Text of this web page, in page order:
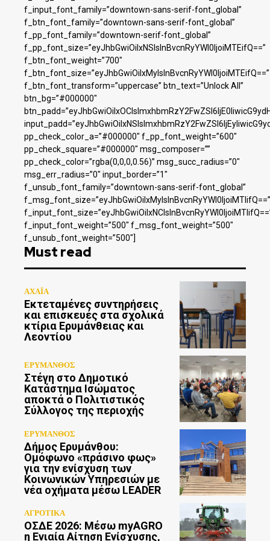
f_input_font_family=”downtown-sans-serif-font_global”
f_btn_font_family=”downtown-sans-serif-font_global”
f_pp_font_family=”downtown-serif-font_global”
f_pp_font_size=”eyJhbGwiOiIxNSIsInBvcnRyYWl0IjoiMTEifQ==”
f_btn_font_weight=”700″
f_btn_font_size=”eyJhbGwiOiIxMyIsInBvcnRyYWl0IjoiMTEifQ==”
f_btn_font_transform=”uppercase” btn_text=”Unlock All”
btn_bg=”#000000″
pp_check_color_a=”#000000″ f_pp_font_weight=”600″
pp_check_square=”#000000″ msg_composer=””
pp_check_color=”rgba(0,0,0,0.56)” msg_succ_radius=”0″
msg_err_radius=”0″ input_border=”1″
f_unsub_font_family=”downtown-sans-serif-font_global”
f_msg_font_size=”eyJhbGwiOiIxMyIsInBvcnRyYWl0IjoiMTIifQ==”
f_input_font_weight=”500″ f_msg_font_weight=”500″
f_unsub_font_weight=”500″]
Must read
ΑΧΑΪΑ
Εκτεταμένες συντηρήσεις
και επισκευές στα σχολικά
κτίρια Ερυμάνθειας και
Λεοντίου
ΕΡΥΜΑΝΘΟΣ
Στέγη στο Δημοτικό
Κατάστημα Ισώματος
αποκτά ο Πολιτιστικός
Σύλλογος της περιοχής
ΕΡΥΜΑΝΘΟΣ
Δήμος Ερυμάνθου:
Ομόφωνο «πράσινο φως»
για την ενίσχυση των
Κοινωνικών Υπηρεσιών με
νέα οχήματα μέσω LEADER
ΑΓΡΟΤΙΚΑ
ΟΣΔΕ 2026: Μέσω myAGRO
η Ενιαία Αίτηση Ενίσχυσης,